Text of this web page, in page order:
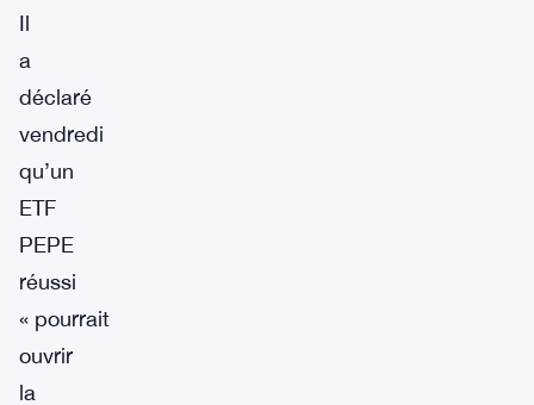
Il
a
déclaré
vendredi
qu’un
ETF
PEPE
réussi
« pourrait
ouvrir
la